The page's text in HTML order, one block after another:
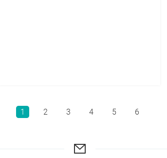
1 2 3 4 5 6